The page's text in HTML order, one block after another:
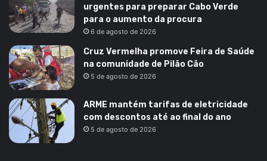
urgentes para preparar Cabo Verde
para o aumento da procura
6 de agosto de 2026
Cruz Vermelha promove Feira de Saúde
na comunidade de Pilão Cão
5 de agosto de 2026
ARME mantém tarifas de eletricidade
com descontos até ao final do ano
5 de agosto de 2026